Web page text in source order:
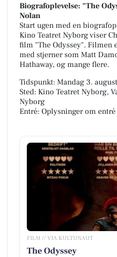
Biografoplevelse: "The
Nolan
Start ugen med en
Kino Teatret Nyborg viser
film "The Odyssey". Filmen
med stjerner som Matt
Hathaway, og mange flere.
Tidspunkt: Mandag 3.
Sted: Kino Teatret Nyborg,
Nyborg
Entré: Oplysninger om
FILM // VIA KULTUNAUT
The Odyssey